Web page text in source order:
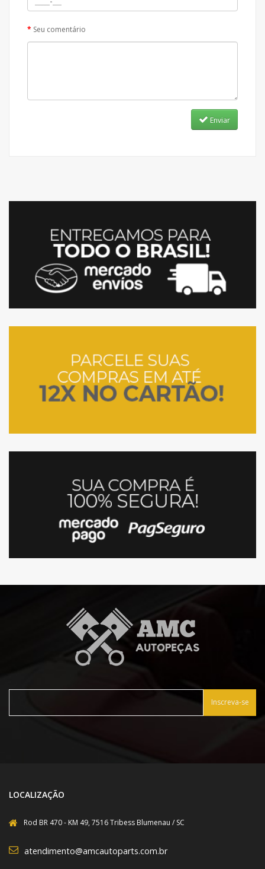
Seu comentário
Enviar
Inscreva-se
LOCALIZAÇÃO
Rod BR 470 - KM 49, 7516 Tribess Blumenau / SC
atendimento@amcautoparts.com.br